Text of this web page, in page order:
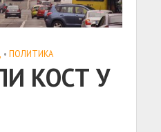
• ПОЛИТИКА
КОСТ У